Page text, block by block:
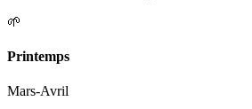
🌱
Printemps
Mars-Avril